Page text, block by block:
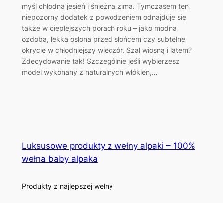
myśl chłodna jesień i śnieżna zima. Tymczasem ten
niepozorny dodatek z powodzeniem odnajduje się
także w cieplejszych porach roku – jako modna
ozdoba, lekka osłona przed słońcem czy subtelne
okrycie w chłodniejszy wieczór. Szal wiosną i latem?
Zdecydowanie tak! Szczególnie jeśli wybierzesz
model wykonany z naturalnych włókien,…
Luksusowe produkty z wełny alpaki – 100%
wełna baby alpaka
Produkty z najlepszej wełny